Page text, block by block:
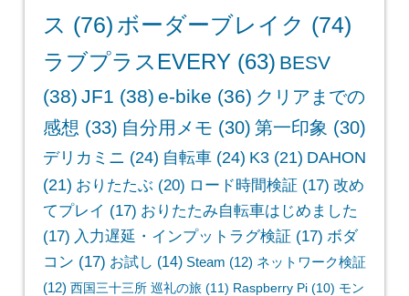
ス (76) ボーダーブレイク (74)
ラブプラスEVERY(63) BESV
(38) JF1 (38) e-bike (36) クリアまでの
感想 (33) 自分用メモ (30) 第一印象 (30)
デリカミニ (24) 自転車(24) K3(21) DAHON
(21) おりたたぶ (20) ロード時間検証 (17) 改め
てプレイ (17) おりたたみ自転車はじめました
(17) 入力遅延・インプットラグ検証 (17) ボダ
コン (17) お試し (14) Steam (12) ネットワーク検証
(12) 西国三十三所 巡礼の旅(11) Raspberry Pi(10) モン